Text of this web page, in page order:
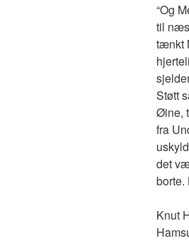
“Og
til
tænkt
Støtt
Øine,
fra
det
borte.
Knut